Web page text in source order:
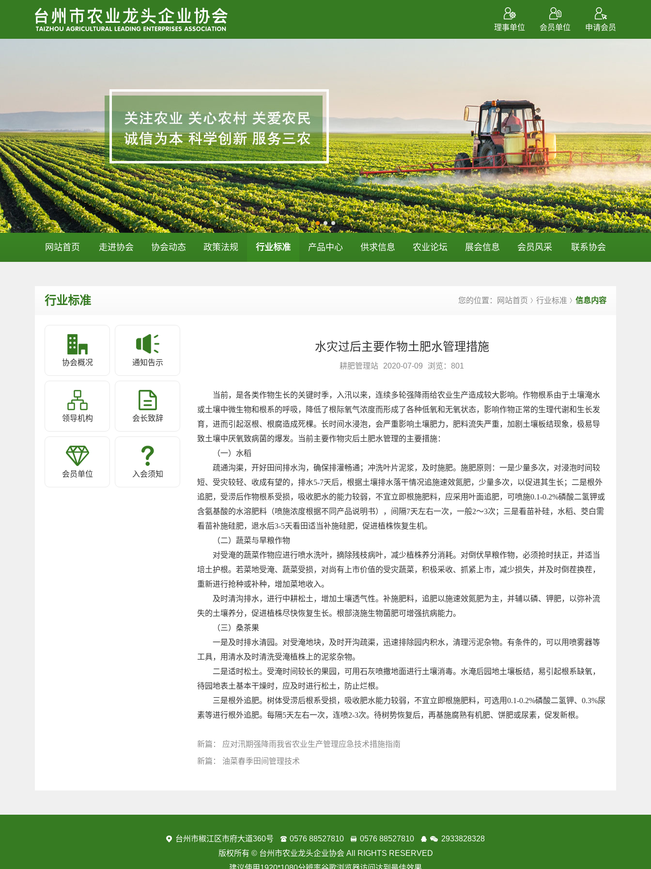
理事单位 会员单位 申请会员
网站首页 走进协会 协会动态 政策法规 行业标准 产品中心 供求信息 农业论坛 展会信息 会员风采 联系协会
行业标准 您的位置：网站首页 〉 行业标准 〉 信息内容
协会概况 通知告示
领导机构 会长致辞
会员单位 入会须知
水灾过后主要作物土肥水管理措施
耕肥管理站 2020-07-09 浏览： 801
当前，是各类作物生长的关键时季，入汛以来，连续多轮强降雨给农业生产造成较大影响。作物根系由于土壤淹水
或土壤中微生物和根系的呼吸，降低了根际氧气浓度而形成了各种低氧和无氧状态，影响作物正常的生理代谢和生长发
育，进而引起沤根、根腐造成死棵。长时间水浸泡，会严重影响土壤肥力，肥料流失严重，加剧土壤板结现象，极易导
致土壤中厌氧致病菌的爆发。当前主要作物灾后土肥水管理的主要措施：
（一）水稻
疏通沟渠，开好田间排水沟，确保排灌畅通；冲洗叶片泥浆，及时施肥。施肥原则：一是少量多次，对浸泡时间较
短、受灾较轻、收成有望的，排水5-7天后，根据土壤排水落干情况追施速效氮肥，少量多次，以促进其生长；二是根外
追肥，受涝后作物根系受损，吸收肥水的能力较弱，不宜立即根施肥料，应采用叶面追肥，可喷施0.1-0.2%磷酸二氢钾或
含氨基酸的水溶肥料（喷施浓度根据不同产品说明书），间隔7天左右一次，一般2～3次；三是看苗补硅，水稻、茭白需
看苗补施硅肥，退水后3-5天看田适当补施硅肥，促进植株恢复生机。
（二）蔬菜与旱粮作物
对受淹的蔬菜作物应进行喷水洗叶，摘除残枝病叶，减少植株养分消耗。对倒伏旱粮作物，必须抢时扶正，并适当
培土护根。若菜地受淹、蔬菜受损，对尚有上市价值的受灾蔬菜，积极采收、抓紧上市，减少损失，并及时倒茬换茬，
重新进行抢种或补种，增加菜地收入。
及时清沟排水，进行中耕松土，增加土壤透气性。补施肥料，追肥以施速效氮肥为主，并辅以磷、钾肥，以弥补流
失的土壤养分，促进植株尽快恢复生长。根部浇施生物菌肥可增强抗病能力。
（三）桑茶果
一是及时排水清园。对受淹地块，及时开沟疏渠，迅速排除园内积水，清理污泥杂物。有条件的，可以用喷雾器等
工具，用清水及时清洗受淹植株上的泥浆杂物。
二是适时松土。受淹时间较长的果园，可用石灰喷撒地面进行土壤消毒。水淹后园地土壤板结，易引起根系缺氧，
待园地表土基本干燥时，应及时进行松土，防止烂根。
三是根外追肥。树体受涝后根系受损，吸收肥水能力较弱，不宜立即根施肥料，可选用0.1-0.2%磷酸二氢钾、0.3%尿
素等进行根外追肥。每隔5天左右一次，连喷2-3次。待树势恢复后，再基施腐熟有机肥、饼肥或尿素，促发新根。
新篇： 应对汛期强降雨我省农业生产管理应急技术措施指南
新篇： 油菜春季田间管理技术
台州市椒江区市府大道360号 0576 88527810 0576 88527810
2933828328
版权所有 © 台州市农业龙头企业协会 All RIGHTS RESERVED